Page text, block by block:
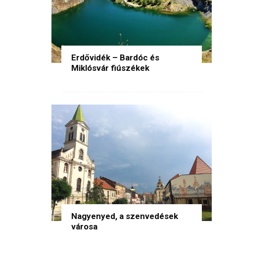
Erdővidék – Bardóc és
Miklósvár fiúszékek
Nagyenyed, a szenvedések
városa